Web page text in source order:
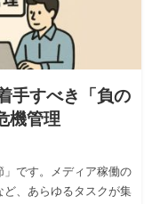
手すべき「負の
機管理
です。メディア稼働の
、あらゆるタスクが集